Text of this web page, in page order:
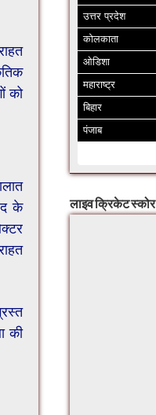
को
के
की
उत्तर प्रदेश
कोलकाता
ओडिशा
महाराष्ट्र
बिहार
पंजाब
लाइव क्रिकेट स्कोर